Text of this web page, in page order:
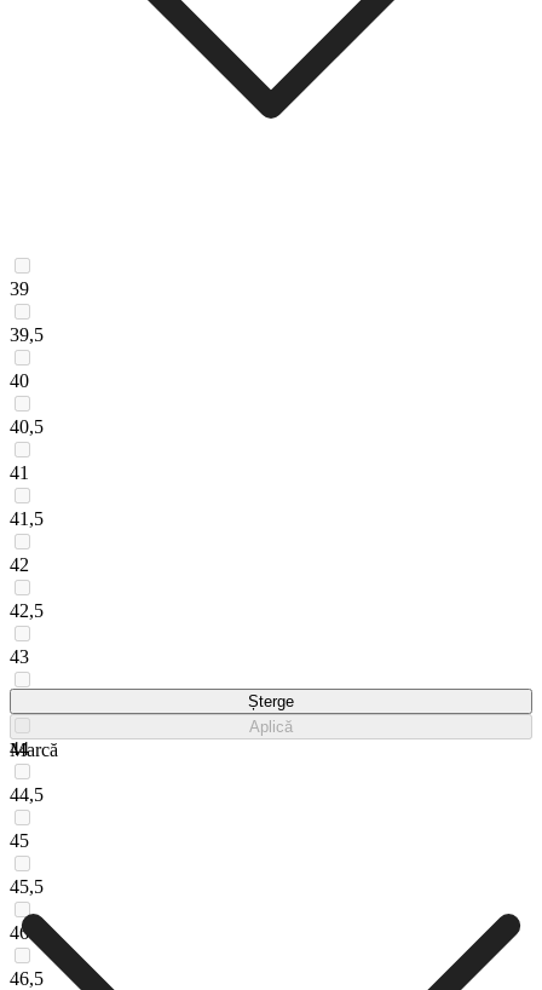
39
39,5
40
40,5
41
41,5
42
42,5
43
44
44,5
45
45,5
46
46,5
Șterge
Aplică
Marcă